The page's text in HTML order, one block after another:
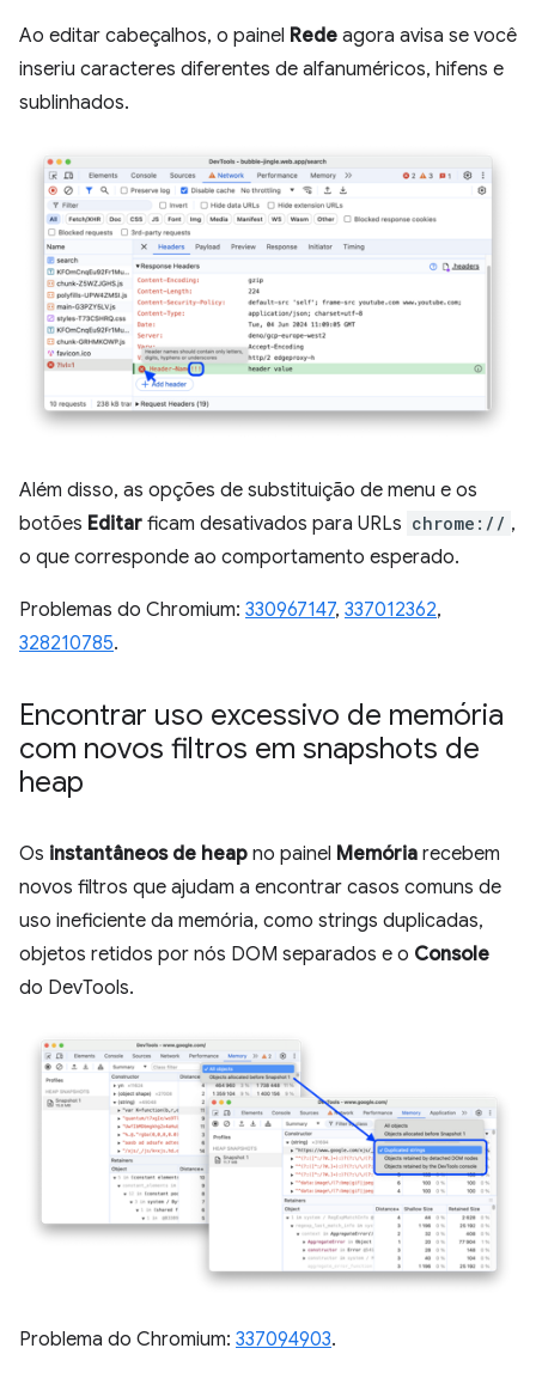
Ao editar cabeçalhos, o painel Rede agora avisa se você
inseriu caracteres diferentes de alfanuméricos, hifens e
sublinhados.
Além disso, as opções de substituição de menu e os
botões Editar ficam desativados para URLs chrome:// ,
o que corresponde ao comportamento esperado.
Problemas do Chromium: 330967147, 337012362,
328210785.
Encontrar uso excessivo de memória
com novos filtros em snapshots de
heap
Os instantâneos de heap no painel Memória recebem
novos filtros que ajudam a encontrar casos comuns de
uso ineficiente da memória, como strings duplicadas,
objetos retidos por nós DOM separados e o Console
do DevTools.
Problema do Chromium: 337094903.